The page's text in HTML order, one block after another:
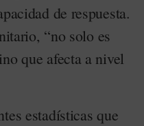
de respuesta.
“no solo es
que afecta a nivel
estadísticas que